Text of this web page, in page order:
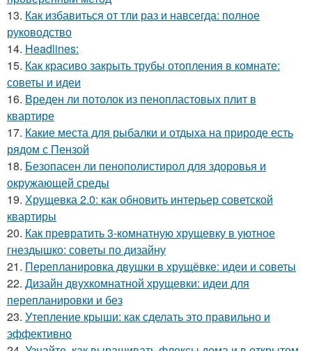
13. Как избавиться от тли раз и навсегда: полное
руководство
14. Headlines:
15. Как красиво закрыть трубы отопления в комнате:
советы и идеи
16. Вреден ли потолок из пенопластовых плит в
квартире
17. Какие места для рыбалки и отдыха на природе есть
рядом с Пензой
18. Безопасен ли пенополистирол для здоровья и
окружающей среды
19. Хрущевка 2.0: как обновить интерьер советской
квартиры
20. Как превратить 3-комнатную хрущевку в уютное
гнездышко: советы по дизайну
21. Перепланировка двушки в хрущёвке: идеи и советы
22. Дизайн двухкомнатной хрущевки: идеи для
перепланировки и без
23. Утепление крыши: как сделать это правильно и
эффективно